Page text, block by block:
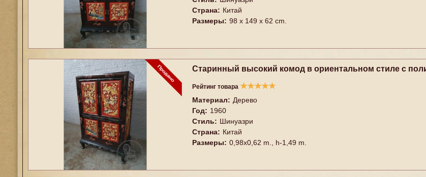
Страна: Китай
Размеры: 98 х 149 х 62 cm.
Старинный высокий комод в ориентальном стиле с
Рейтинг товара ★★★★★
Материал: Дерево
Год: 1960
Стиль: Шинуазри
Страна: Китай
Размеры: 0,98x0,62 m., h-1,49 m.